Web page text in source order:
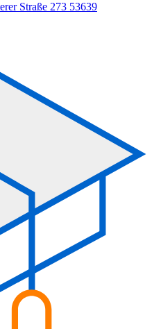
Straße 273 53639